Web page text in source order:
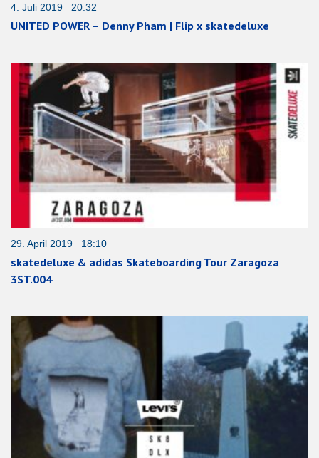
4. Juli 2019 20:32
UNITED POWER – Denny Pham | Flip x skatedeluxe
29. April 2019 18:10
skatedeluxe & adidas Skateboarding Tour Zaragoza
3ST.004